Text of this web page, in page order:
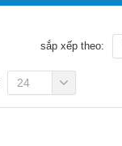
sắp xếp theo:
24